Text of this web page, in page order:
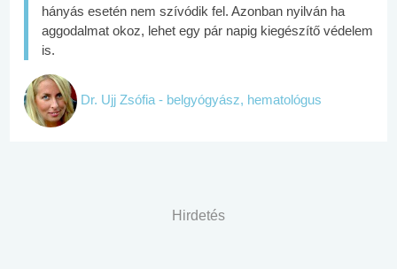
hányás esetén nem szívódik fel. Azonban nyilván ha
aggodalmat okoz, lehet egy pár napig kiegészítő védelem
is.
Dr. Ujj Zsófia - belgyógyász, hematológus
Hirdetés